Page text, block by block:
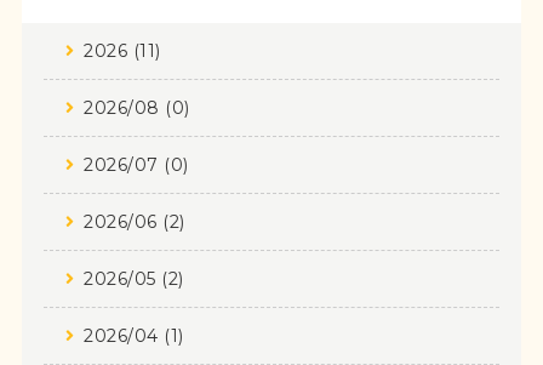
2026 (11)
2026/08 (0)
2026/07 (0)
2026/06 (2)
2026/05 (2)
2026/04 (1)